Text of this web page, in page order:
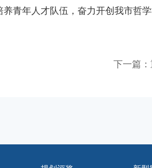
青年人才队伍， 奋力开创我市哲
下一篇